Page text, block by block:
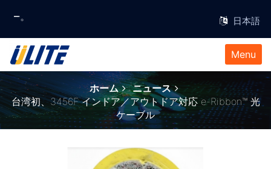
ー。
Menu
ホーム
ニュース
台湾初、3456F インドア／アウトドア対応 e-Ribbon™ 光
ケーブル